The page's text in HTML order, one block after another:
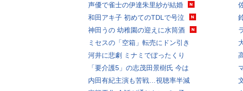
声優で雀士の伊達朱里紗が結婚
和田アキ子 初めてのTDLで号泣
神田うの 幼稚園の迎えに水筒酒
ミセスの「空箱」転売にドン引き
河井に悲劇 ミナミでぼったくり
「要介護5」の志茂田景樹氏 今は
内田有紀主演も苦戦…視聴率半減